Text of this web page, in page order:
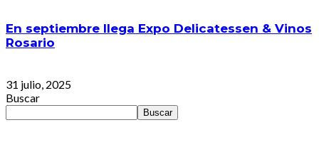
En septiembre llega Expo Delicatessen & Vinos
Rosario
31 julio, 2025
Buscar
Buscar